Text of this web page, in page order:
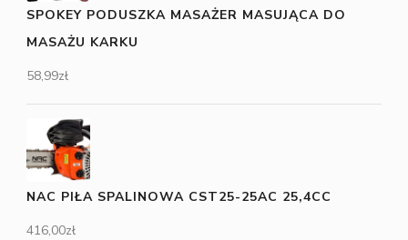
SPOKEY PODUSZKA MASAŻER MASUJĄCA DO
MASAŻU KARKU
58,99zł
NAC PIŁA SPALINOWA CST25-25AC 25,4CC
416,00zł